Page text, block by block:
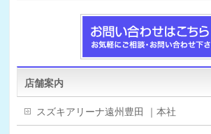
店舗案内
スズキアリーナ遠州豊田 ｜本社